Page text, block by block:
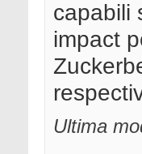
capabili
impact
Ultima